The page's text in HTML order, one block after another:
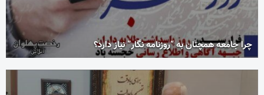
چرا جامعه همچنان به “روزنامه نگار” نیاز دارد؟